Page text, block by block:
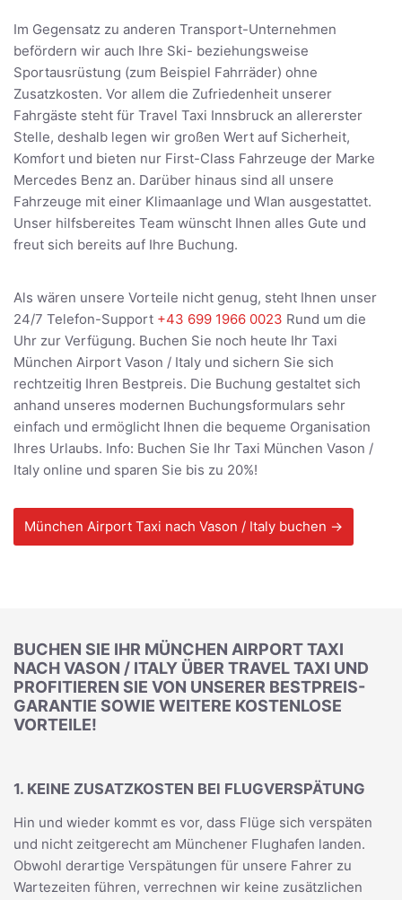
Im Gegensatz zu anderen Transport-Unternehmen
befördern wir auch Ihre Ski- beziehungsweise
Sportausrüstung (zum Beispiel Fahrräder) ohne
Zusatzkosten. Vor allem die Zufriedenheit unserer
Fahrgäste steht für Travel Taxi Innsbruck an allererster
Stelle, deshalb legen wir großen Wert auf Sicherheit,
Komfort und bieten nur First-Class Fahrzeuge der Marke
Mercedes Benz an. Darüber hinaus sind all unsere
Fahrzeuge mit einer Klimaanlage und Wlan ausgestattet.
Unser hilfsbereites Team wünscht Ihnen alles Gute und
freut sich bereits auf Ihre Buchung.
Als wären unsere Vorteile nicht genug, steht Ihnen unser
24/7 Telefon-Support +43 699 1966 0023 Rund um die
Uhr zur Verfügung. Buchen Sie noch heute Ihr Taxi
München Airport Vason / Italy und sichern Sie sich
rechtzeitig Ihren Bestpreis. Die Buchung gestaltet sich
anhand unseres modernen Buchungsformulars sehr
einfach und ermöglicht Ihnen die bequeme Organisation
Ihres Urlaubs. Info: Buchen Sie Ihr Taxi München Vason /
Italy online und sparen Sie bis zu 20%!
München Airport Taxi nach Vason / Italy buchen →
BUCHEN SIE IHR MÜNCHEN AIRPORT TAXI
NACH VASON / ITALY ÜBER TRAVEL TAXI UND
PROFITIEREN SIE VON UNSERER BESTPREIS-
GARANTIE SOWIE WEITERE KOSTENLOSE
VORTEILE!
1. KEINE ZUSATZKOSTEN BEI FLUGVERSPÄTUNG
Hin und wieder kommt es vor, dass Flüge sich verspäten
und nicht zeitgerecht am Münchener Flughafen landen.
Obwohl derartige Verspätungen für unsere Fahrer zu
Wartezeiten führen, verrechnen wir keine zusätzlichen